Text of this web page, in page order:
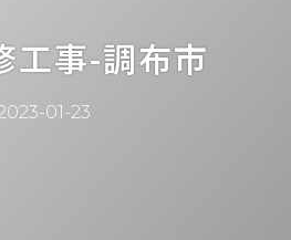
工事-調布市
01-23